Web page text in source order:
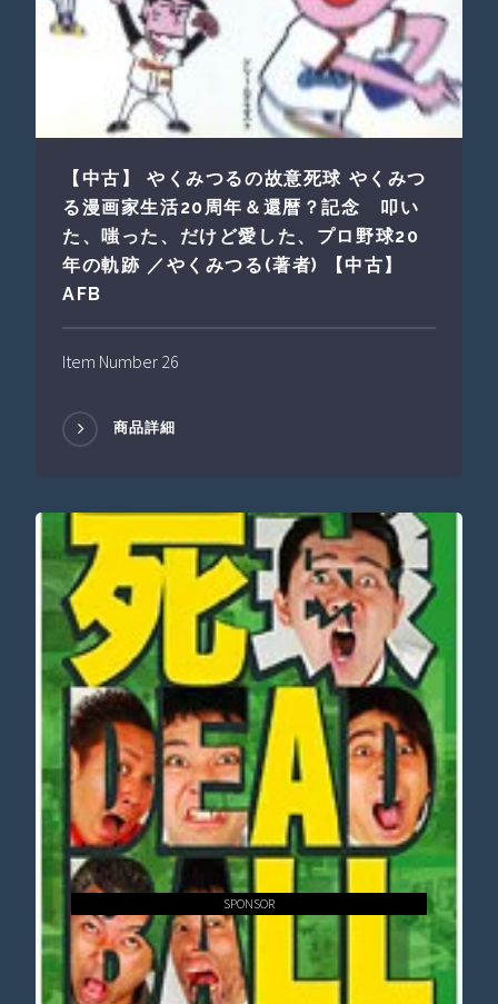
【中古】 やくみつるの故意死球 やくみつ
る漫画家生活20周年＆還暦？記念 叩い
た、嗤った、だけど愛した、プロ野球20
年の軌跡 ／やくみつる(著者) 【中古】
AFB
Item Number 26
商品詳細
SPONSOR